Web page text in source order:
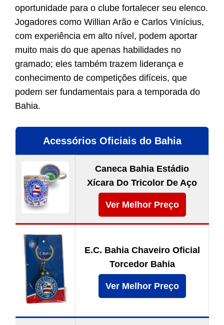
oportunidade para o clube fortalecer seu elenco.
Jogadores como Willian Arão e Carlos Vinícius,
com experiência em alto nível, podem aportar
muito mais do que apenas habilidades no
gramado; eles também trazem liderança e
conhecimento de competições difíceis, que
podem ser fundamentais para a temporada do
Bahia.
Acessórios Oficiais do Bahia
Caneca Bahia Estádio
Xícara Do Tricolor De Aço
Ver Melhor Preço
E.C. Bahia Chaveiro Oficial
Torcedor Bahia
Ver Melhor Preço